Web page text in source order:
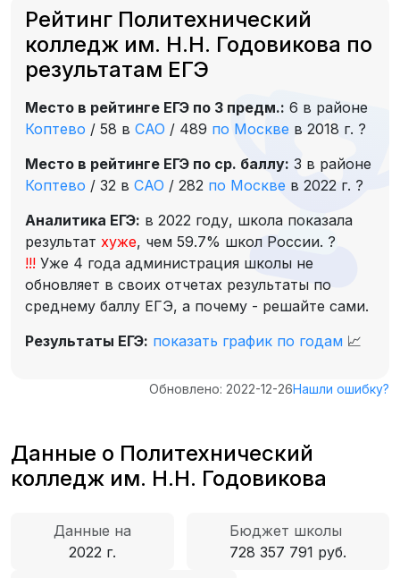
Рейтинг Политехнический
колледж им. Н.Н. Годовикова по
результатам ЕГЭ
Место в рейтинге ЕГЭ по 3 предм.: 6 в районе
Коптево / 58 в САО / 489 по Москве в 2018 г. ?
Место в рейтинге ЕГЭ по ср. баллу: 3 в районе
Коптево / 32 в САО / 282 по Москве в 2022 г. ?
Аналитика ЕГЭ: в 2022 году, школа показала
результат хуже, чем 59.7% школ России. ?
!!! Уже 4 года администрация школы не
обновляет в своих отчетах результаты по
среднему баллу ЕГЭ, а почему - решайте сами.
Результаты ЕГЭ: показать график по годам 📈
Обновлено: 2022-12-26Нашли ошибку?
Данные о Политехнический
колледж им. Н.Н. Годовикова
Данные на
2022 г.
Бюджет школы
728 357 791 руб.